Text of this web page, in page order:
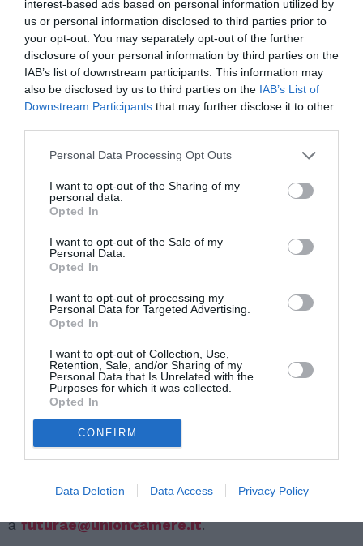
interest-based ads based on personal information utilized by
us or personal information disclosed to third parties prior to
your opt-out. You may separately opt-out of the further
disclosure of your personal information by third parties on the
IAB’s list of downstream participants. This information may
also be disclosed by us to third parties on the IAB’s List of
Downstream Participants that may further disclose it to other
Personal Data Processing Opt Outs
I want to opt-out of the Sharing of my
personal data.
Opted In
I want to opt-out of the Sale of my
Personal Data.
Opted In
I want to opt-out of processing my
Personal Data for Targeted Advertising.
Opted In
I want to opt-out of Collection, Use,
Retention, Sale, and/or Sharing of my
Personal Data that Is Unrelated with the
Purposes for which it was collected.
Opted In
CONFIRM
Data Deletion Data Access Privacy Policy
legate all’imprenditoria migrante, favorendo un
dialogo costruttivo tra istituzioni, mondo
bancario e imprenditori.
partecipare all’evento, è possibile scrivere
afuturae@unioncamere.it.